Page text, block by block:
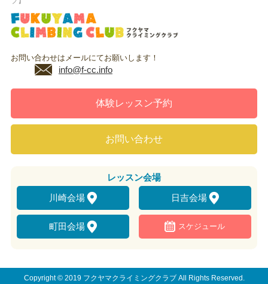
お問い合わせはメールにてお願いします！
info@f-cc.info
体験レッスン予約
お問い合わせ
レッスン会場
川崎会場
日吉会場
町田会場 スケジュール
Copyright © 2019 フクヤマクライミングクラブ All Rights Reserved.